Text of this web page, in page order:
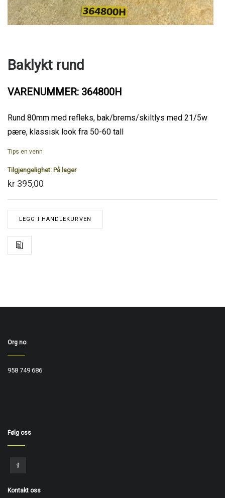
Baklykt rund
VARENUMMER: 364800H
Rund 80mm med refleks, bak/brems/skiltlys med 21/5w
pære, klassisk look fra 50-60 tall
Tips en venn
Tilgjengelighet: På lager
kr 395,00
LEGG I HANDLEKURVEN
Org no:
958 749 686
Følg oss
Kontakt oss